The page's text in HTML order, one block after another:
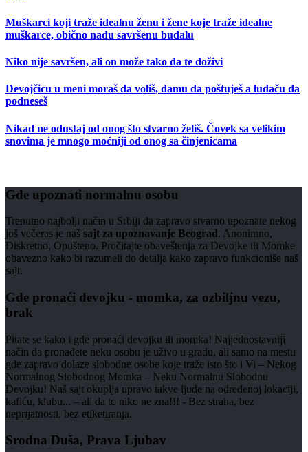
Muškarci koji traže idealnu ženu i žene koje traže idealne
muškarce, obično nađu savršenu budalu
Niko nije savršen, ali on može tako da te doživi
Devojčicu u meni moraš da voliš, damu da poštuješ a ludaču da
podneseš
Nikad ne odustaj od onog što stvarno želiš. Čovek sa velikim
snovima je mnogo moćniji od onog sa činjenicama
Gde upoznati normalnu osobu
Trenutno najbolji način u Srbiji da zapravo stvarno upoznate nekog
još večeras je naš sajt za upoznavanje Beograd. Anonimno,
Diskretno, Opušteno. Pročitajte obaveštenja za Devojke ili Momke
obavezno kako bi razumeli do detalja kako zapravo funkcioniše naš
sajt.
Gde pronaći devojku - momka, za ozbiljnu vezu,
brak
Pitate se kako i gde pronaći devojku ili momka! Najjednostavniji
način da pronađete neku osobu je uživo u gradu, ali samo na mestu
gde zapravo dolaze slobodne osobe koje traže isto što i Vi – Nekog
Normalnog Slobodnog Momka – Neku Normalnu Slobodnu
Devojku! Naš sajt okuplja upravo takve ljude na određenoj lokaciji,
kafiću, klubu... – ali da to niko ne zna!!! - Bez straha, bez
neprijatnosti, bez etiketiranja.
Srodna Duša, Prava Ljubav